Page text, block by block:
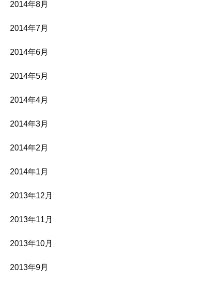
2014年8月
2014年7月
2014年6月
2014年5月
2014年4月
2014年3月
2014年2月
2014年1月
2013年12月
2013年11月
2013年10月
2013年9月